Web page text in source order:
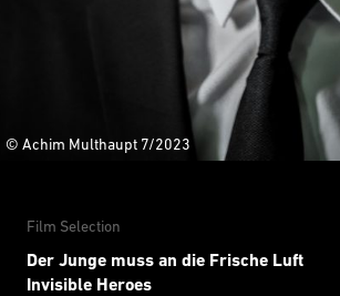
© Achim Multhaupt 7/2023
Film Selection
Der Junge muss an die Frische Luft
Invisible Heroes